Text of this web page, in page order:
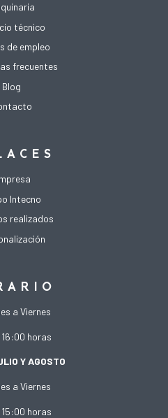
técnico
de empleo
frecuentes
Blog
Intecno
realizados
a Viernes
horas
Y AGOSTO
a Viernes
horas